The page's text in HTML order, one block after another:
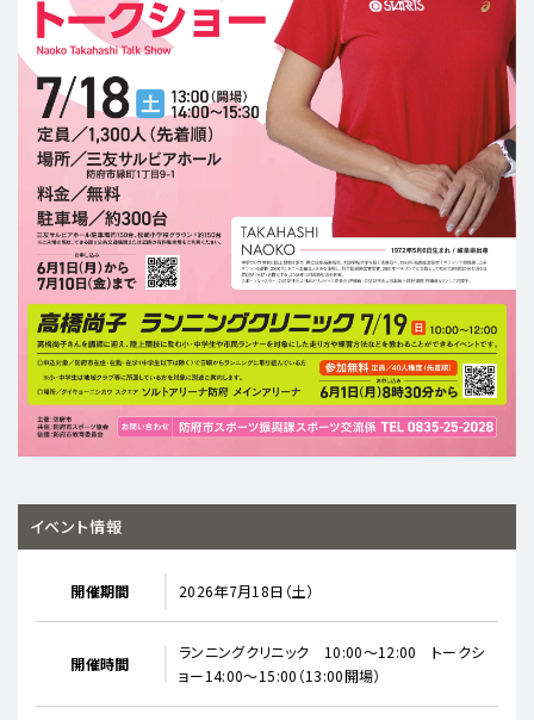
イベント情報
開催期間 2026年7月18日（土）
開催時間
ランニングクリニック 10:00～12:00 トークシ
ョー14:00～15:00（13:00開場）